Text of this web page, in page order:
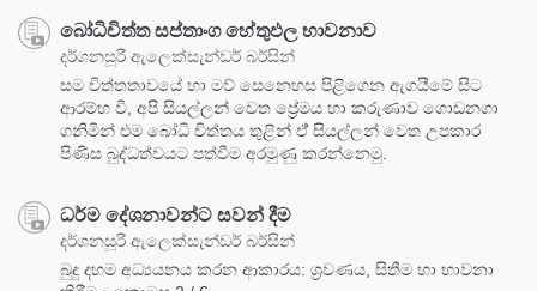
‍‍බෝධිචිත්ත සප්තාංග හේතුඵල භාවනාව
දර්ශනසූරී ඇලෙක්සැන්ඩර් බර්සින්
සම චිත්තතාවයේ හා මව් සෙනෙහස පිළිගෙන ඇගයීමේ සිට
ආරම්භ වී, අපි සියල්ලන් වෙත ප්‍රේමය හා කරුණාව ගොඩනගා
ගනිමින් එම බෝධි චිත්තය තුළින් ඒ් සියල්ලන් වෙත උපකාර
පිණිස බුද්ධත්වයට පත්වීම අරමුණු කරන්නෙමු.
ධර්ම දේශනාවන්ට සවන් දීම
දර්ශනසූරී ඇලෙක්සැන්ඩර් බර්සින්
බුදු දහම අධ්‍යයනය කරන ආකාරය: ශ්‍රවණය, සිතීම හා භාවනා